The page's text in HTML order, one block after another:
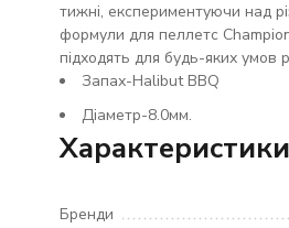
тижні, експериментуючи над
формули для пеллетс
підходять для будь-яких умов
Запах-Halibut BBQ
Діаметр-8.0мм.
Характеристики
Бренди